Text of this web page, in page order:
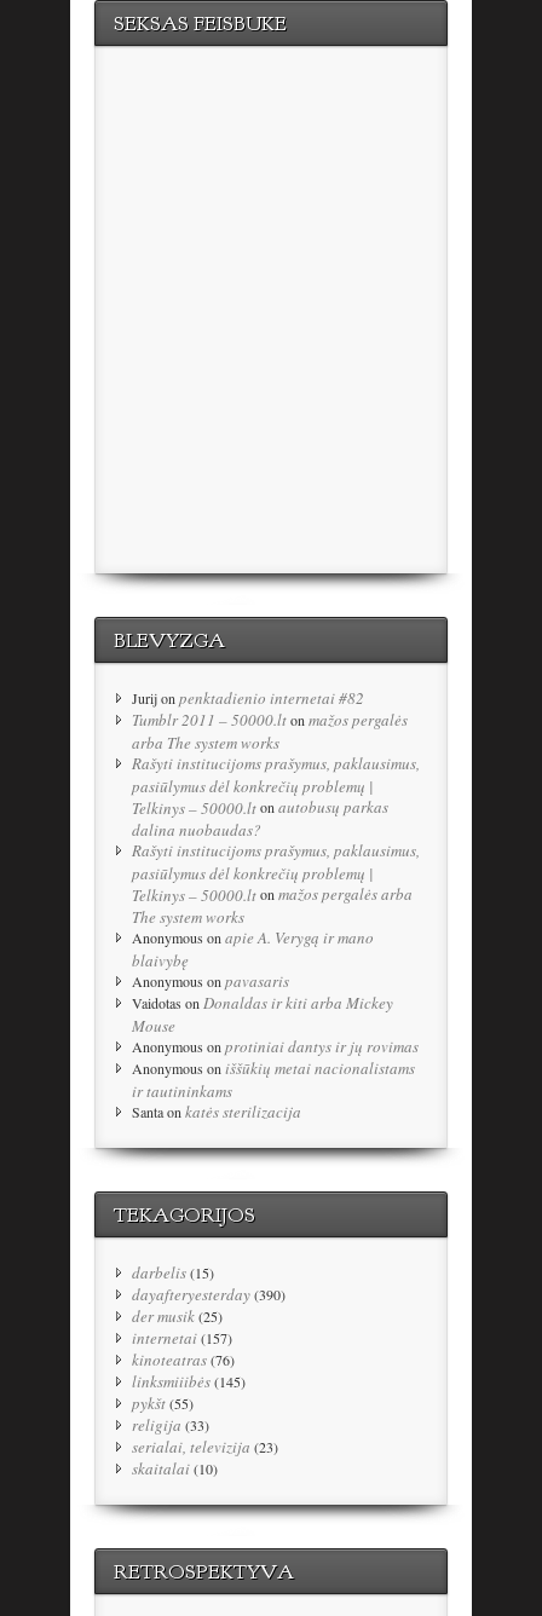
SEKSAS FEISBUKE
BLEVYZGA
Jurijon penktadienio internetai #82
Tumblr 2011 – 50000.lton mažos pergalės
arba The system works
Rašyti institucijoms prašymus, paklausimus,
pasiūlymus dėl konkrečių problemų |
Telkinys – 50000.lton autobusų parkas
dalina nuobaudas?
Rašyti institucijoms prašymus, paklausimus,
pasiūlymus dėl konkrečių problemų |
Telkinys – 50000.lton mažos pergalės arba
The system works
Anonymous on apie A. Verygą ir mano
blaivybę
Anonymous on pavasaris
Vaidotas on Donaldas ir kiti arba Mickey
Mouse
Anonymous on protiniai dantys ir jų rovimas
Anonymous on iššūkių metai nacionalistams
ir tautininkams
Santaon katės sterilizacija
TEKAGORIJOS
darbelis(15)
dayafteryesterday(390)
der musik(25)
internetai(157)
kinoteatras(76)
linksmiiibės(145)
pykšt(55)
religija (33)
serialai, televizija (23)
skaitalai(10)
RETROSPEKTYVA